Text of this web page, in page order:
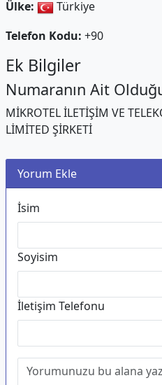
Ülke:
Türkiye
Telefon Kodu: +90
Ek Bilgiler
Numaranın Ait
MİKROTEL İLETİŞİM VE
LİMİTED ŞİRKETİ
Yorum Ekle
İsim
Soyisim
İletişim Telefonu